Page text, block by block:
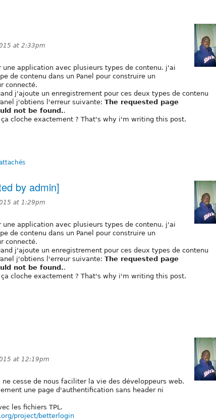
at 2:33pm
une application avec plusieurs types de contenu. j'ai
de contenu dans un Panel pour construire un
connecté.
j'ajoute un enregistrement pour ces deux types de contenu
j'obtiens l'erreur suivante: The requested page
not be found..
ça cloche exactement ? That's why i'm writing this post.
by admin]
at 1:29pm
une application avec plusieurs types de contenu. j'ai
de contenu dans un Panel pour construire un
connecté.
j'ajoute un enregistrement pour ces deux types de contenu
j'obtiens l'erreur suivante: The requested page
not be found..
ça cloche exactement ? That's why i'm writing this post.
at 12:19pm
ne cesse de nous faciliter la vie des développeurs web.
une page d'authentification sans header ni
les fichiers TPL.
project/betterlogin